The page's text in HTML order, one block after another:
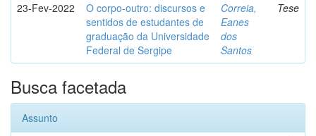
23-Fev-2022
O corpo-outro: discursos e
sentidos de estudantes de
graduação da Universidade
Federal de Sergipe
Correia,
Eanes
dos
Santos
Tese
Busca facetada
Assunto